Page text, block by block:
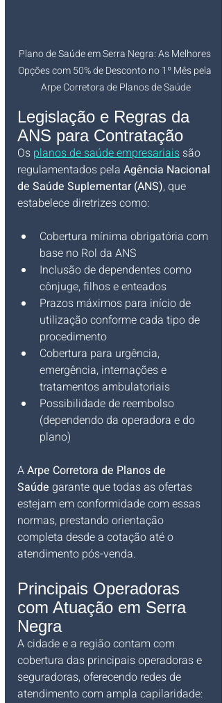
Plano de Saúde em Serra Negra: As Melhores
Opções com 50% de Desconto no 1º Mês pela
Arpe Corretora de Planos de Saúde
Legislação e Regras da
ANS para Contratação
Os planos de saúde empresariais são
regulamentados pela Agência Nacional
de Saúde Suplementar (ANS), que
estabelece diretrizes como:
Cobertura mínima obrigatória com
base no Rol da ANS
Inclusão de dependentes como
cônjuge, filhos e enteados
Prazos máximos para início de
utilização conforme cada tipo de
procedimento
Cobertura para urgência,
emergência, internações e
tratamentos ambulatoriais
Possibilidade de reembolso
(dependendo da operadora e do
plano)
A Arpe Corretora de Planos de
Saúde garante que todas as ofertas
estejam em conformidade com essas
normas, prestando orientação
completa desde a cotação até o
atendimento pós-venda.
Principais Operadoras
com Atuação em Serra
Negra
A cidade e a região contam com
cobertura das principais operadoras e
seguradoras, oferecendo redes de
atendimento com ampla capilaridade: